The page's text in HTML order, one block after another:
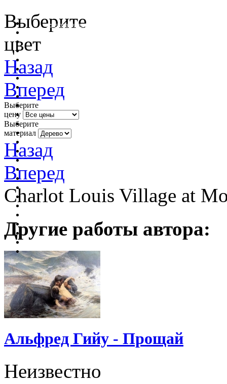
очистить фильтр цвета
Выберите
цвет
Назад
Вперед
Выберите
цену
Выберите
материал
Назад
Вперед
Charlot Louis Village at
Другие работы автора:
Альфред Гийу - Прощай
Неизвестно